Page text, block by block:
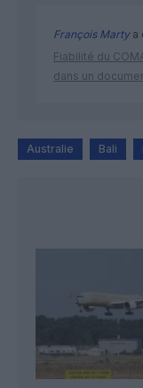
François Martya
Fiabilité du
dans un
Australie Bali